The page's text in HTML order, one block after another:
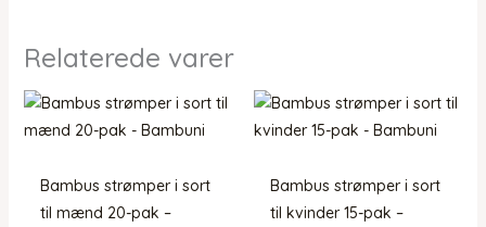
Relaterede varer
Bambus strømper i sort
til mænd 20-pak –
Bambus strømper i sort
til kvinder 15-pak –